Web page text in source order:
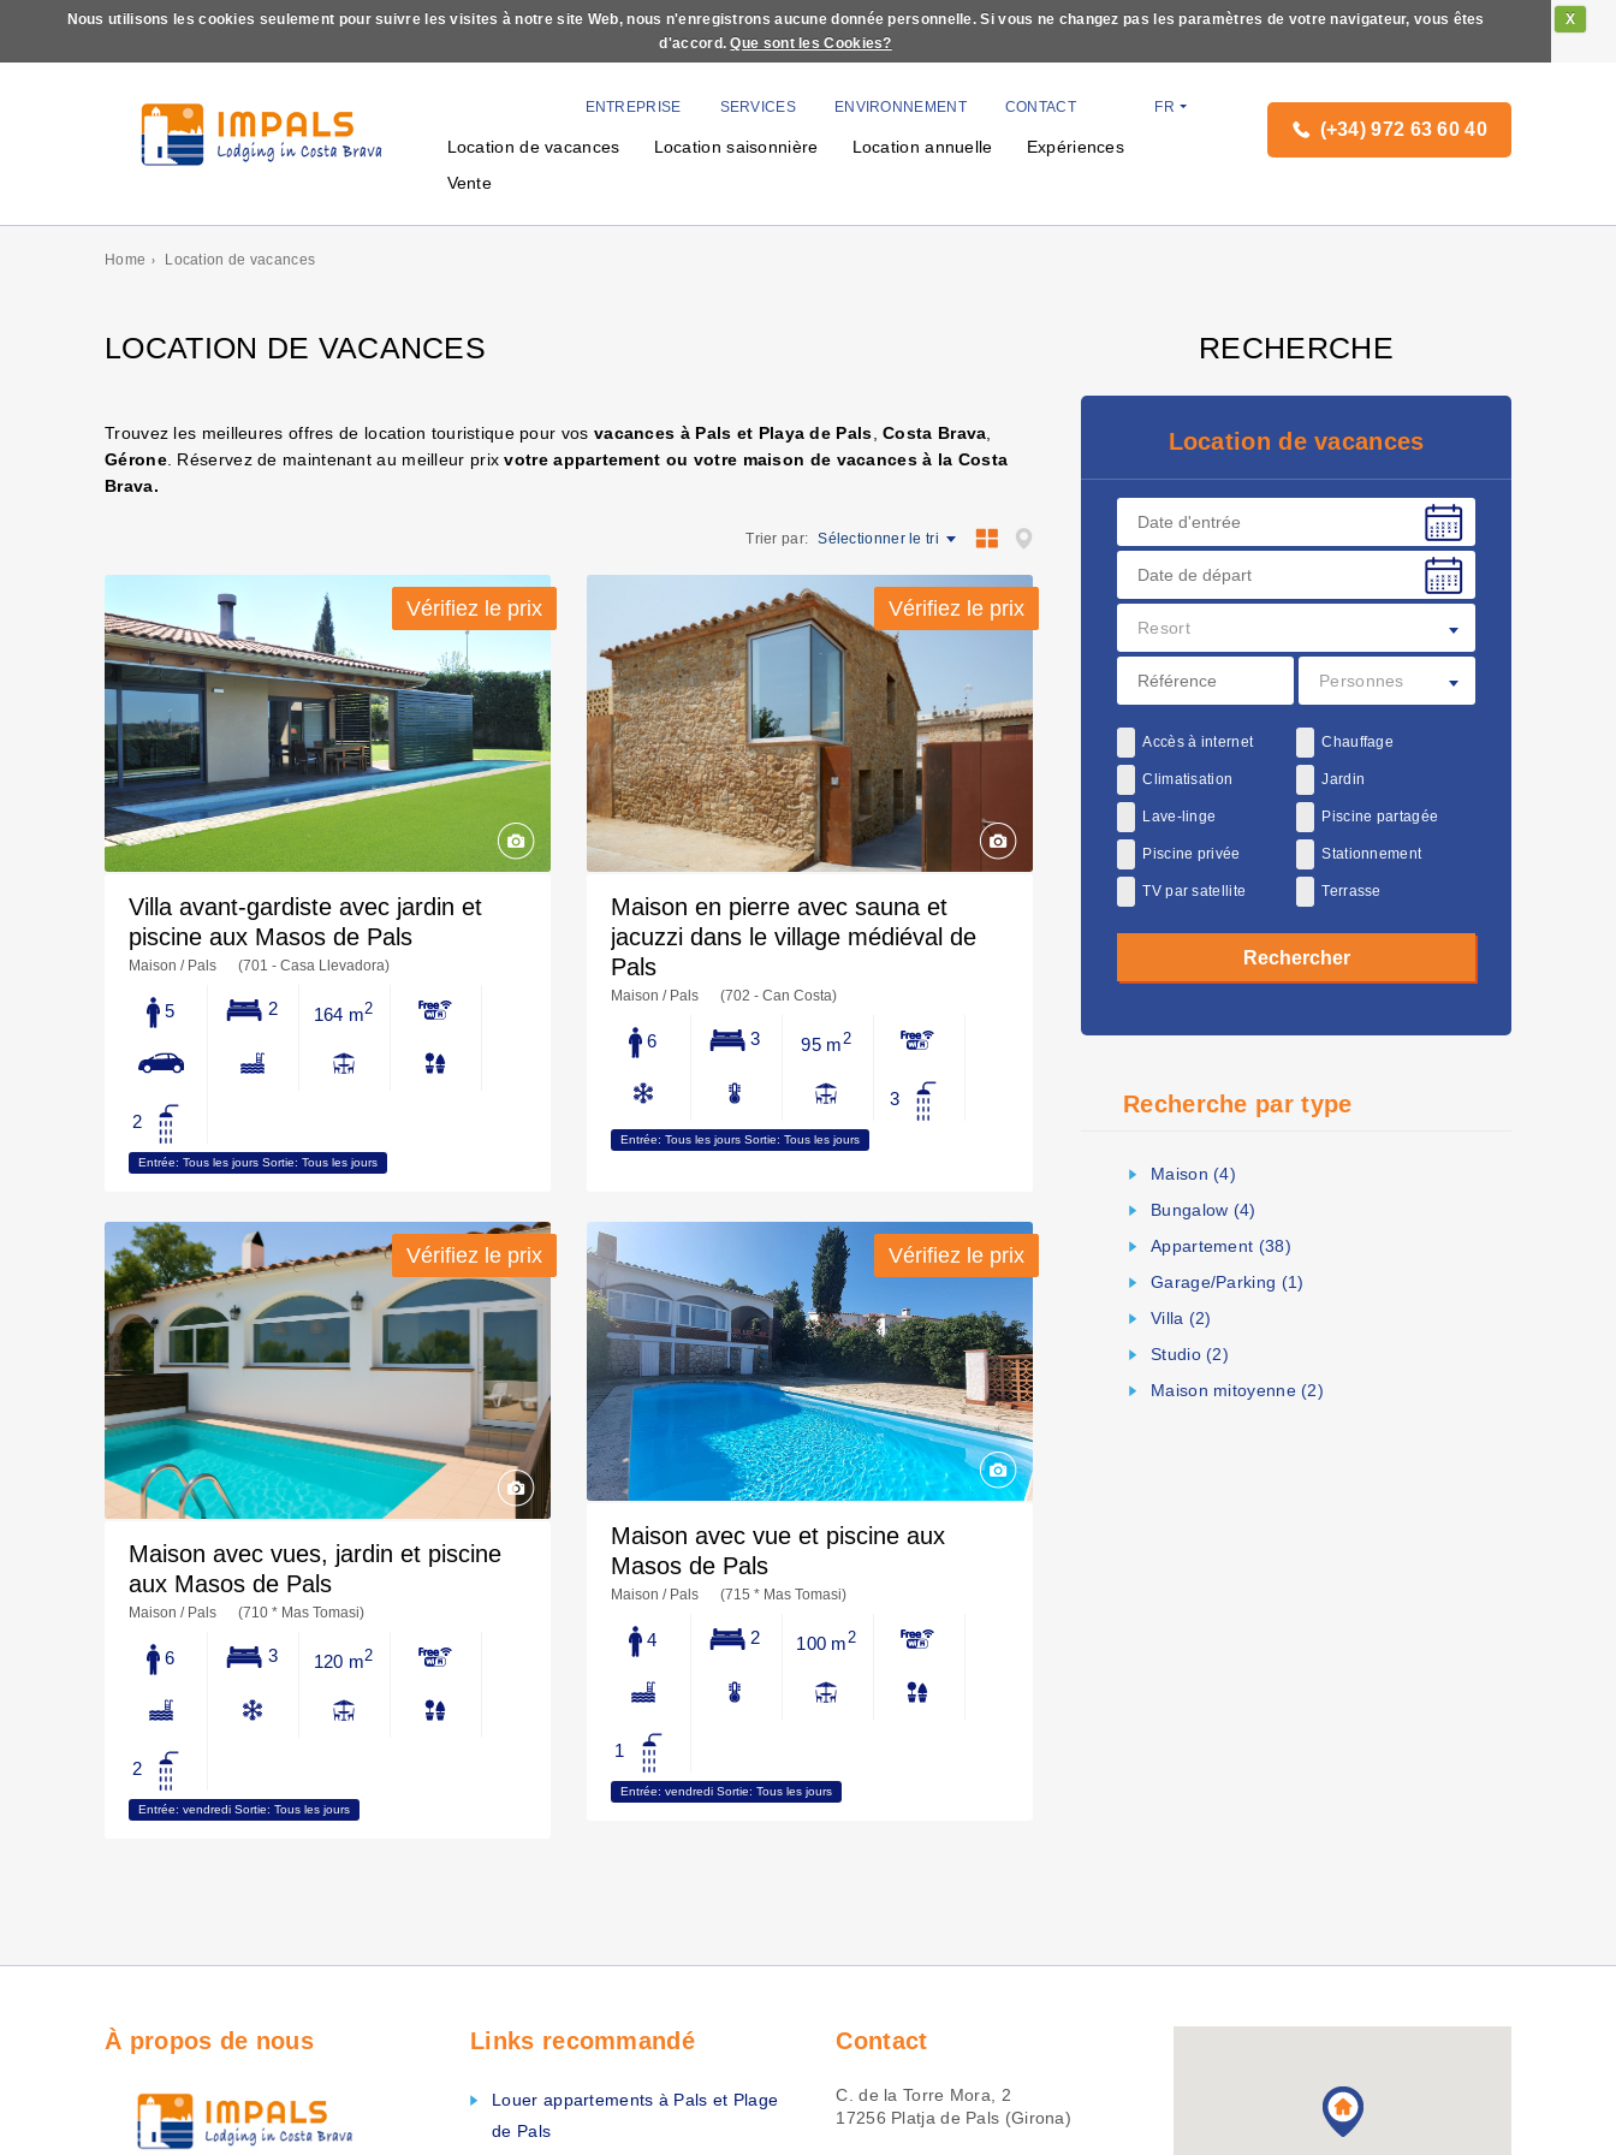
Nous utilisons les cookies seulement pour suivre les visites à notre site Web, nous n'enregistrons aucune donnée personnelle. Si vous ne changez pas les paramètres de votre navigateur, vous êtes
d'accord.
X
Que sont les Cookies?
(+34) 972 63 60 40
FR
ENTREPRISE SERVICES ENVIRONNEMENT CONTACT
Location de vacances Location saisonnière Location annuelle
Expériences
Vente
Home Location de vacances
LOCATION DE VACANCES
Trouvez les meilleures offres de location touristique pour vos vacances à Pals et Playa de Pals ,Costa Brava
Gérone. Réservez de maintenant au meilleur prixvotre appartement ou votre maison de vacances à la Costa
Brava.
Trier par: Sélectionner le tri
Vérifiez le prix
Vérifiez le prix
Villa avant-gardiste avec jardin et
piscine aux Masos de Pals
Maison / Pals (701 - Casa Llevadora)
5 2 164 m2
2
Entrée: Tous les jours Sortie: Tous les jours
Vérifiez le prix
Vérifiez le prix
Maison en pierre avec sauna et
jacuzzi dans le village médiéval de
Pals
Maison / Pals (702 - Can Costa)
6 3 95 m2
3
Entrée: Tous les jours Sortie: Tous les jours
Vérifiez le prix
Vérifiez le prix
Maison avec vues, jardin et piscine
aux Masos de Pals
Maison / Pals (710 * Mas Tomasi)
6 3 120 m2
2
Entrée: vendredi Sortie: Tous les jours
Vérifiez le prix
Vérifiez le prix
Maison avec vue et piscine aux
Masos de Pals
Maison / Pals (715 * Mas Tomasi)
4 2 100 m2
1
Entrée: vendredi Sortie: Tous les jours
RECHERCHE
Location de vacances
Resort
Personnes
Accès à internet Chauffage
Climatisation Jardin
Lave-linge Piscine partagée
Piscine privée Stationnement
TV par satellite Terrasse
Recherche par type
Maison (4)
Bungalow (4)
Appartement (38)
Garage/Parking (1)
Villa (2)
Studio (2)
Maison mitoyenne (2)
À propos de nous Links recommandé
Louer appartements à Pals et Plage
de Pals
Contact
C. de la Torre Mora, 2
17256 Platja de Pals (Girona)